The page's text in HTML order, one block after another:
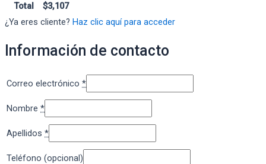
Total
$3,107
¿Ya eres cliente? Haz clic aquí para acceder
Información de contacto
Correo electrónico *
Nombre *
Apellidos *
Teléfono (opcional)